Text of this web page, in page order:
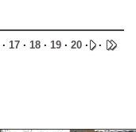
· 17 · 18 · 19 · 20 · ·